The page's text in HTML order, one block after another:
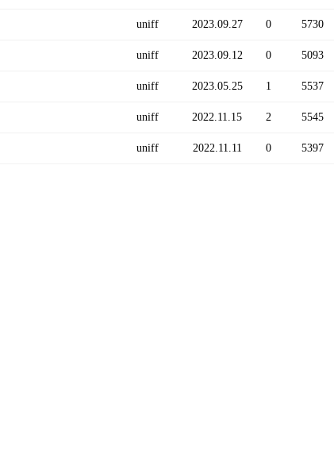
uniff 2023.09.27 0 5730
uniff 2023.09.12 0 5093
uniff 2023.05.25 1 5537
uniff 2022.11.15 2 5545
uniff 2022.11.11 0 5397